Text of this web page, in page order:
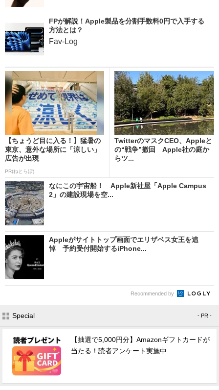
FPが解説！Apple製品を分割手数料0円で入手する
方法とは？
Fav-Log
【ちょうど目に入る！】猛暑の
東京、意外な場所に「涼しい」
広告が出現
PR(ねとらぼ)
TwitterのマスクCEO、Appleと
の“戦争”撤回 Apple社の庭か
らツ...
なにこの宇宙船！ Apple新社屋「Apple Campus
2」の建設現場を空...
Appleがサイトトップ画面でエリザベス女王を追
悼 予約受付開始するiPhone...
Recommended by
Special - PR -
【抽選で5,000円分】Amazonギフトカードが
当たる！読者アンケート実施中